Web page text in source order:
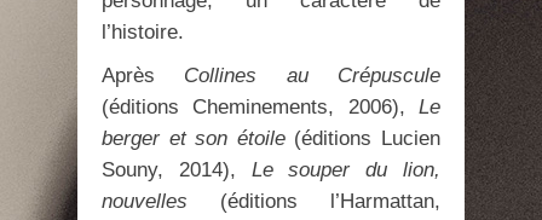
l’histoire.
Après Collines au Crépuscule
(éditions Cheminements, 2006), Le
berger et son étoile(éditions Lucien
Souny, 2014), Le souper du lion,
nouvelles (éditions l’Harmattan,